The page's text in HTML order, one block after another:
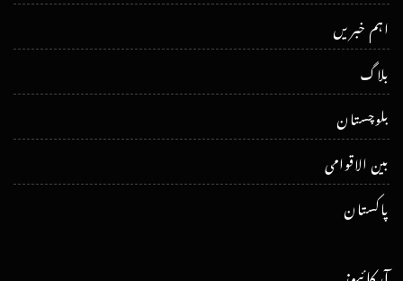
اہم خبریں
بلاگ
بلوچستان
بین الاقوامی
پاکستان